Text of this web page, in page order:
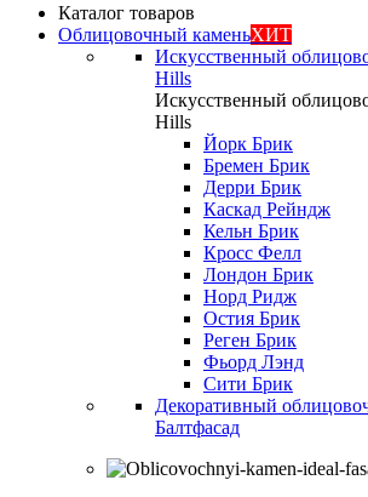
Каталог товаров
Облицовочный каменьХИТ
Искусственный
Hills
Искусственный
Hills
Йорк Брик
Бремен Брик
Дерри Брик
Каскад Рейндж
Кельн Брик
Кросс Фелл
Лондон Брик
Норд Ридж
Остия Брик
Реген Брик
Фьорд Лэнд
Сити Брик
Декоративный
Балтфасад